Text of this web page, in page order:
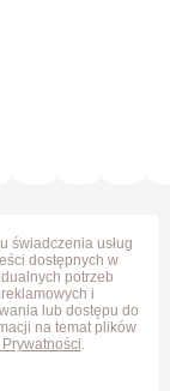
świadczenia usług
dostępnych w
potrzeb
i
lub dostępu do
na temat plików
Prywatności.